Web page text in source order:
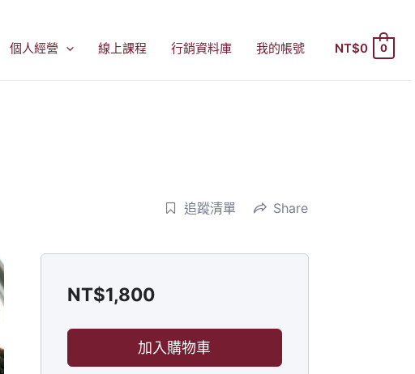
個人經營 線上課程 行銷資料庫 我的帳號 NT$0 0
追蹤清單 Share
NT$1,800
加入購物車